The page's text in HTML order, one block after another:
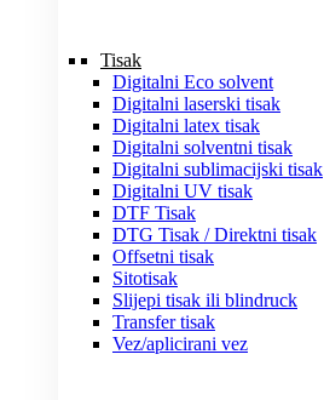
Tisak
Digitalni Eco solvent
Digitalni laserski tisak
Digitalni latex tisak
Digitalni solventni tisak
Digitalni sublimacijski tisak
Digitalni UV tisak
DTF Tisak
DTG Tisak / Direktni tisak
Offsetni tisak
Sitotisak
Slijepi tisak ili blindruck
Transfer tisak
Vez/aplicirani vez